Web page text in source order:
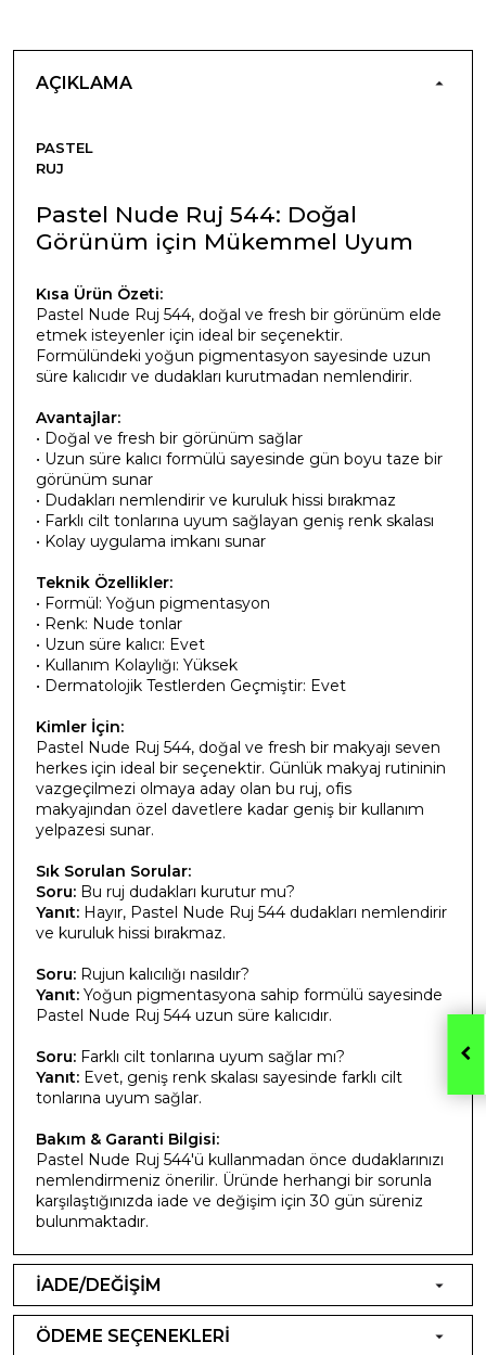
AÇIKLAMA
PASTEL
RUJ
Pastel Nude Ruj 544: Doğal
Görünüm için Mükemmel Uyum
Kısa Ürün Özeti:
Pastel Nude Ruj 544, doğal ve fresh bir görünüm elde
etmek isteyenler için ideal bir seçenektir.
Formülündeki yoğun pigmentasyon sayesinde uzun
süre kalıcıdır ve dudakları kurutmadan nemlendirir.
Avantajlar:
• Doğal ve fresh bir görünüm sağlar
• Uzun süre kalıcı formülü sayesinde gün boyu taze bir
görünüm sunar
• Dudakları nemlendirir ve kuruluk hissi bırakmaz
• Farklı cilt tonlarına uyum sağlayan geniş renk skalası
• Kolay uygulama imkanı sunar
Teknik Özellikler:
• Formül: Yoğun pigmentasyon
• Renk: Nude tonlar
• Uzun süre kalıcı: Evet
• Kullanım Kolaylığı: Yüksek
• Dermatolojik Testlerden Geçmiştir: Evet
Kimler İçin:
Pastel Nude Ruj 544, doğal ve fresh bir makyajı seven
herkes için ideal bir seçenektir. Günlük makyaj rutininin
vazgeçilmezi olmaya aday olan bu ruj, ofis
makyajından özel davetlere kadar geniş bir kullanım
yelpazesi sunar.
Sık Sorulan Sorular:
Soru: Bu ruj dudakları kurutur mu?
Yanıt: Hayır, Pastel Nude Ruj 544 dudakları nemlendirir
ve kuruluk hissi bırakmaz.
Soru: Rujun kalıcılığı nasıldır?
Yanıt: Yoğun pigmentasyona sahip formülü sayesinde
Pastel Nude Ruj 544 uzun süre kalıcıdır.
Soru: Farklı cilt tonlarına uyum sağlar mı?
Yanıt: Evet, geniş renk skalası sayesinde farklı cilt
tonlarına uyum sağlar.
Bakım & Garanti Bilgisi:
Pastel Nude Ruj 544'ü kullanmadan önce dudaklarınızı
nemlendirmeniz önerilir. Üründe herhangi bir sorunla
karşılaştığınızda iade ve değişim için 30 gün süreniz
bulunmaktadır.
İADE/DEĞİŞİM
ÖDEME SEÇENEKLERİ